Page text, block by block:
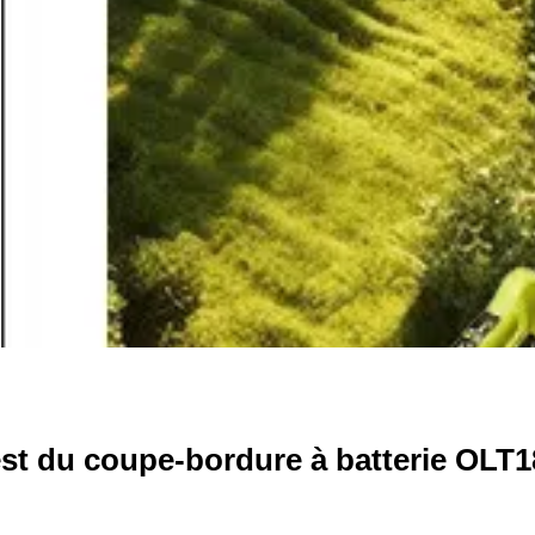
du coupe-bordure à batterie